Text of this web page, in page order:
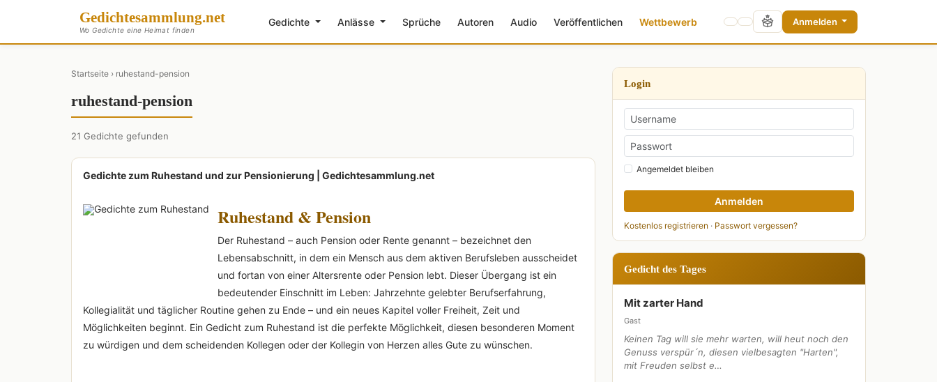
Gedichtesammlung.net
Wo Gedichte eine Heimat finden
Gedichte Anlässe Sprüche Autoren Audio Veröffentlichen Wettbewerb Anmelden
Startseite › ruhestand-pension
ruhestand-pension
21 Gedichte gefunden
Gedichte zum Ruhestand und zur Pensionierung | Gedichtesammlung.net
Ruhestand & Pension
Der Ruhestand – auch Pension oder Rente genannt – bezeichnet den
Lebensabschnitt, in dem ein Mensch aus dem aktiven Berufsleben ausscheidet
und fortan von einer Altersrente oder Pension lebt. Dieser Übergang ist ein
bedeutender Einschnitt im Leben: Jahrzehnte gelebter Berufserfahrung,
Kollegialität und täglicher Routine gehen zu Ende – und ein neues Kapitel voller Freiheit, Zeit und
Möglichkeiten beginnt. Ein Gedicht zum Ruhestand ist die perfekte Möglichkeit, diesen besonderen Moment
zu würdigen und dem scheidenden Kollegen oder der Kollegin von Herzen alles Gute zu wünschen.
Login
Angemeldet bleiben
Anmelden
Kostenlos registrieren · Passwort vergessen?
Gedicht des Tages
Mit zarter Hand
Gast
Keinen Tag will sie mehr warten, will heut noch den
Genuss verspür´n, diesen vielbesagten "Harten",
mit Freuden selbst e…